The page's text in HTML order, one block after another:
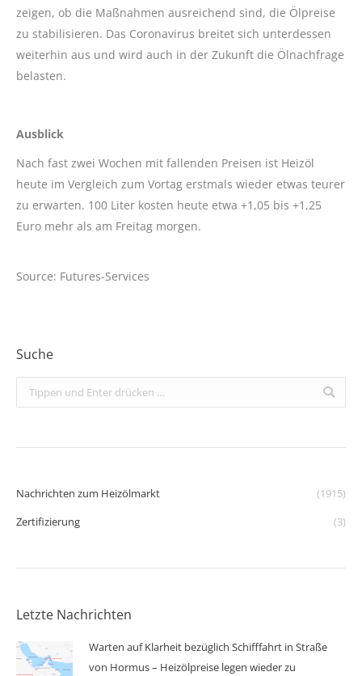
zeigen, ob die Maßnahmen ausreichend sind, die Ölpreise
zu stabilisieren. Das Coronavirus breitet sich unterdessen
weiterhin aus und wird auch in der Zukunft die Ölnachfrage
belasten.
Ausblick
Nach fast zwei Wochen mit fallenden Preisen ist Heizöl
heute im Vergleich zum Vortag erstmals wieder etwas teurer
zu erwarten. 100 Liter kosten heute etwa +1,05 bis +1,25
Euro mehr als am Freitag morgen.
Source: Futures-Services
Suche
Search:
Nachrichten zum Heizölmarkt
(1915)
Zertifizierung
(3)
Letzte Nachrichten
Warten auf Klarheit bezüglich Schifffahrt in Straße
von Hormus – Heizölpreise legen wieder zu